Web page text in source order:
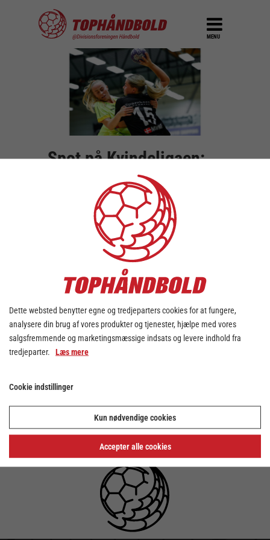
MENU
Spot på Kvindeligaen:
Mest assisterende
spillere efter 5 runder
Der er spillet 5 runder i Kvindeligaen, og vi
tager her et kig på Top5 over, hvilke spillere,
der har været flittigst assisterende indtil
videre. Knapt så overraskende er alle 5
spillere playmakere på deres respektive
hold.
Top5 på Assist-listen i Kvindeligaen per 15.
1: Emma Navne, KBH: 30
2: Henny Reistad, TES: 22
3: Line Frandsen, BFH: 22
4: Melissa Petrén, SJE: 21
5: Jana Mittún, VHK: 20
Dette websted benytter egne og tredjeparters cookies for at fungere,
analysere din brug af vores produkter og tjenester, hjælpe med vores
salgsfremmende og marketingsmæssige indsats og levere indhold fra
tredjeparter. Læs mere
Cookie indstillinger
Kun nødvendige cookies
Accepter alle cookies